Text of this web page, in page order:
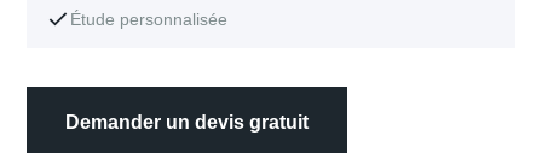
Étude personnalisée
Demander un devis gratuit